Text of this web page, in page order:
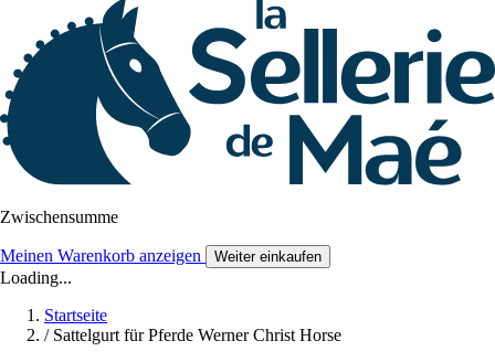
Zwischensumme
Meinen Warenkorb anzeigen Weiter einkaufen
Loading...
Startseite
/ Sattelgurt für Pferde Werner Christ Horse